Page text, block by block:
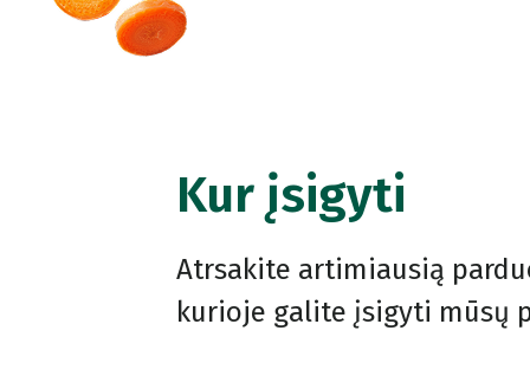
Kur įsigyti
Atrsakite artimiausią
kurioje galite įsigyti mūsų